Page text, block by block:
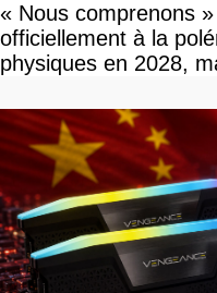
« Nous comprenons
officiellement à la
physiques en 2028,